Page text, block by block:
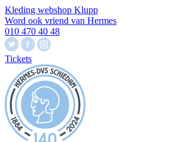
Kleding webshop Klupp
Word ook vriend van Hermes
010 470 40 48
Tickets